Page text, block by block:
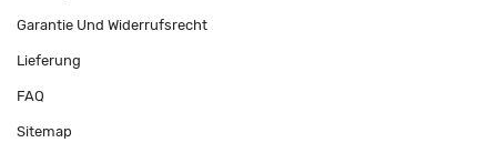
Garantie Und Widerrufsrecht
Lieferung
FAQ
Sitemap